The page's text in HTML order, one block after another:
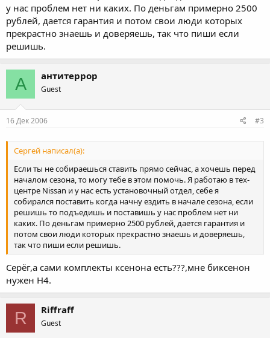
у нас проблем нет ни каких. По деньгам примерно 2500
рублей, дается гарантия и потом свои люди которых
прекрастно знаешь и доверяешь, так что пиши если
решишь.
А антитеррор
Guest
16 Дек 2006 #3
Сергей написал(а):
Если ты не собираешься ставить прямо сейчас, а хочешь перед
началом сезона, то могу тебе в этом помочь. Я работаю в тех-
центре Nissan и у нас есть установочный отдел, себе я
собирался поставить когда начну ездить в начале сезона, если
решишь то подъедишь и поставишь у нас проблем нет ни
каких. По деньгам примерно 2500 рублей, дается гарантия и
потом свои люди которых прекрастно знаешь и доверяешь,
так что пиши если решишь.
Серёг,а сами комплекты ксенона есть???,мне биксенон
нужен Н4.
R Riffraff
Guest